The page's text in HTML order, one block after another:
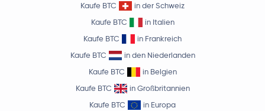
Kaufe BTC
in der Schweiz
Kaufe BTC
in Italien
Kaufe BTC
in Frankreich
Kaufe BTC
in den Niederlanden
Kaufe BTC
in Belgien
Kaufe BTC
in Großbritannien
Kaufe BTC
in Europa